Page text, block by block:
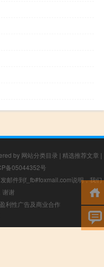
by 网站分类目录 | 精选推荐文章 |
备05044352号
邮件到f_fb#foxmail.com说明，我们
谢谢
利性广告及商业合作